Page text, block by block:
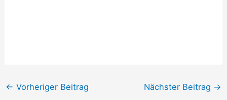
← Vorheriger Beitrag Nächster Beitrag →